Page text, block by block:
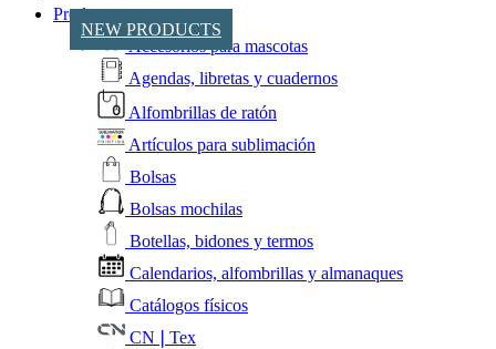
NEW PRODUCTS
Productos
Accesorios para mascotas
Agendas, libretas y cuadernos
Alfombrillas de ratón
Artículos para sublimación
Bolsas
Bolsas mochilas
Botellas, bidones y termos
Calendarios, alfombrillas y almanaques
Catálogos físicos
CN❘Tex